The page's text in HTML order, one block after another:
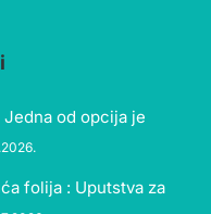
od opcija je
folija : Uputstva za